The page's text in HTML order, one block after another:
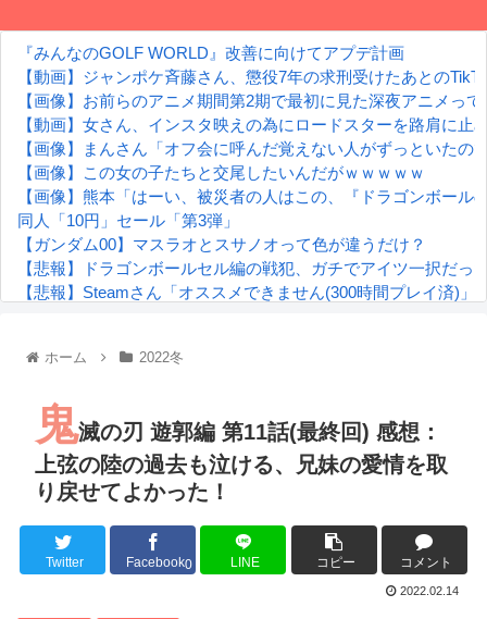
『みんなのGOLF WORLD』改善に向けてアプデ計画
【動画】ジャンポケ斉藤さん、懲役7年の求刑受けたあとの
【画像】お前らのアニメ期間第2期で最初に見た深夜アニメっ
【動画】女さん、インスタ映えの為にロードスターを路肩に
【画像】まんさん「オフ会に呼んだ覚えない人がずっといたの
【画像】この女の子たちと交尾したいんだがｗｗｗｗｗ
【画像】熊本「はーい、被災者の人はこの、『ドラゴンボー
同人「10円」セール「第3弾」
【ガンダム00】マスラオとスサノオって色が違うだけ？
【悲報】ドラゴンボールセル編の戦犯、ガチでアイツ一択だっ
【悲報】Steamさん「オススメできません(300時間プレイ済)
『進撃の巨人』で一番面白いところってｗｗｗｗｗ
るろうに剣心 -明治剣客浪漫譚- 京都動乱 第33話の感想
同盟、帝国、フェザーン。生まれるなら何処がいいか問題！
Powered by livedoor 相互RSS
ホーム 2022冬
鬼滅の刃 遊郭編 第11話(最終回) 感想：
上弦の陸の過去も泣ける、兄妹の愛情を取
り戻せてよかった！
Twitter Facebook0 LINE コピー コメント
2022.02.14